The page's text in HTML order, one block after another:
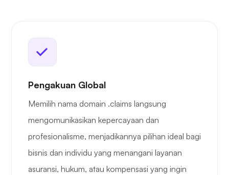
Pengakuan Global
Memilih nama domain .claims langsung
mengomunikasikan kepercayaan dan
profesionalisme, menjadikannya pilihan ideal bagi
bisnis dan individu yang menangani layanan
asuransi, hukum, atau kompensasi yang ingin